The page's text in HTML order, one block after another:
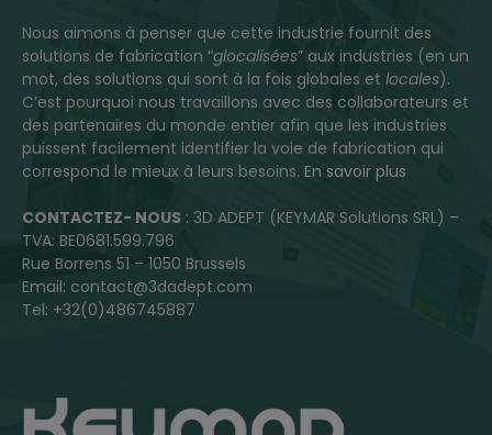
Nous aimons à penser que cette industrie fournit des
solutions de fabrication “glocalisées” aux industries (en un
mot, des solutions qui sont à la fois globales et locales).
C’est pourquoi nous travaillons avec des collaborateurs et
des partenaires du monde entier afin que les industries
puissent facilement identifier la voie de fabrication qui
correspond le mieux à leurs besoins. En savoir plus
CONTACTEZ- NOUS : 3D ADEPT (KEYMAR Solutions SRL) –
TVA: BE0681.599.796
Rue Borrens 51 – 1050 Brussels
Email: contact@3dadept.com
Tel: +32(0)486745887